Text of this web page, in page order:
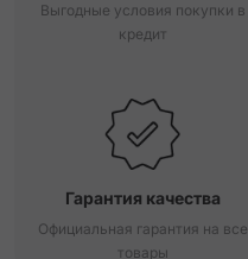
Выгодные условия покупки в
кредит
Гарантия качества
Официальная гарантия на все
товары